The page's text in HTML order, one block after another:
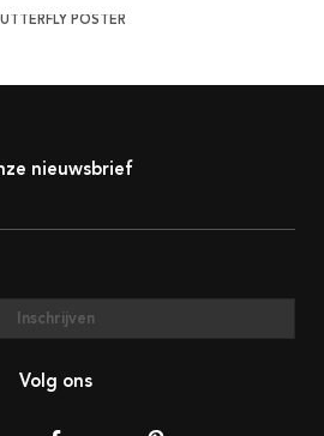
POSTER
nieuwsbrief
Inschrijven
Volg ons